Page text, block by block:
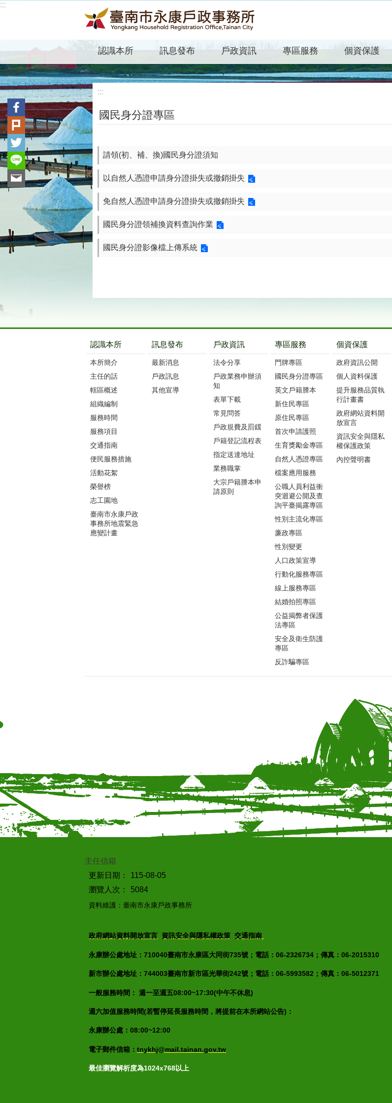
跳到主要內容區塊
:::
認識本所 訊息發布 戶政資訊 專區服務 個資保護
:::
國民身分證專區
請領(初、補、換)國民身分證須知
以自然人憑證申請身分證掛失或撤銷掛失
免自然人憑證申請身分證掛失或撤銷掛失
國民身分證領補換資料查詢作業
國民身分證影像檔上傳系統
認識本所
本所簡介
主任的話
轄區概述
組織編制
服務時間
服務項目
交通指南
便民服務措施
活動花絮
榮譽榜
志工園地
臺南市永康戶政
事務所地震緊急
應變計畫
訊息發布
最新消息
戶政訊息
其他宣導
戶政資訊
法令分享
戶政業務申辦須
知
表單下載
常見問答
戶政規費及罰鍰
戶籍登記流程表
指定送達地址
業務職掌
大宗戶籍謄本申
請原則
專區服務
門牌專區
國民身分證專區
英文戶籍謄本
新住民專區
原住民專區
首次申請護照
生育獎勵金專區
自然人憑證專區
檔案應用服務
公職人員利益衝
突迴避公開及查
詢平臺揭露專區
性別主流化專區
廉政專區
性別變更
人口政策宣導
行動化服務專區
線上服務專區
結婚拍照專區
公益揭弊者保護
法專區
安全及衛生防護
專區
反詐騙專區
個資保護
政府資訊公開
個人資料保護
提升服務品質執
行計畫書
政府網站資料開
放宣言
資訊安全與隱私
權保護政策
內控聲明書
主任信箱
更新日期：
115-08-05
瀏覽人次：
5084
資料維護：臺南市永康戶政事務所
政府網站資料開放宣言 資訊安全與隱私權政策 交通指南
永康辦公處地址：710040臺南市永康區大同街735號；電話：06-2326734；傳真：06-2015310
新市辦公處地址：744003臺南市新市區光華街242號；電話：06-5993582；傳真：06-5012371
一般服務時間： 週一至週五08:00~17:30(中午不休息)
週六加值服務時間(若暫停延長服務時間，將提前在本所網站公告)：
永康辦公處：08:00~12:00
電子郵件信箱： tnykhj@mail.tainan.gov.tw
最佳瀏覽解析度為1024x768以上